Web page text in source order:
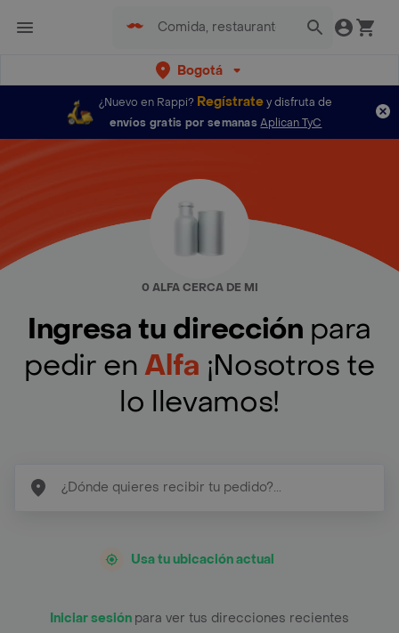
Bogotá
¿Nuevo en Rappi? Regístratey disfruta de
envíos gratis por semanas Aplican TyC
0 ALFA CERCA DE MI
Ingresa tu dirección para
pedir enAlfa ¡Nosotros te
lo llevamos!
Usa tu ubicación actual
Iniciar sesión para ver tus direcciones recientes